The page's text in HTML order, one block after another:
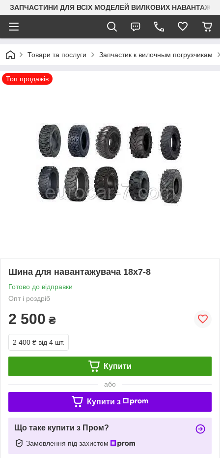
ЗАПЧАСТИНИ ДЛЯ ВСІХ МОДЕЛЕЙ ВИЛКОВИХ
Товари та послуги Запчастик к вилочным погрузчикам
Топ продажів
Шина для навантажувача 18х7-8
Готово до відправки
Опт і роздріб
2 500 ₴
2 400 ₴ від 4 шт.
Купити
або
Купити з
Що таке купити з Пром?
Замовлення під захистом